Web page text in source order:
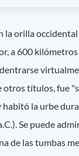
la orilla
a 600 kilómetros
otros títulos, fue
habitó la urbe
Se puede
de las tumbas